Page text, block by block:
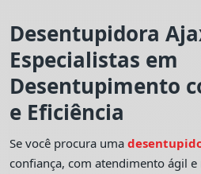
Desentupidora
Especialistas em
Desentupimento
e Eficiência
Se você procura uma
confiança, com atendimento ágil